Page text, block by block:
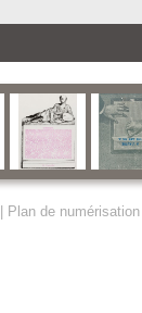
Plan de numérisation